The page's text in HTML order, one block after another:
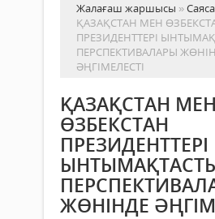
Жалағаш жаршысы »
ҚАЗАҚСТАН МЕН
ПРЕЗИДЕНТТЕРІ
ПЕРСПЕКТИВАЛАРЫ
ӘҢГІМЕЛЕСТІ
ҚАЗАҚСТАН МЕН
ӨЗБЕКСТАН
ПРЕЗИДЕНТТЕРІ
ЖӨНІНДЕ